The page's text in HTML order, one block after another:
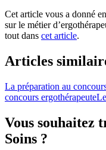
Cet article vous a donné
sur le métier
tout dans cet article.
Articles
La préparation au
concours ergothérapeute
Vous souhaitez
Soins ?